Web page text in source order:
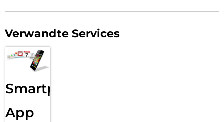
Verwandte Services
Smartphone
App